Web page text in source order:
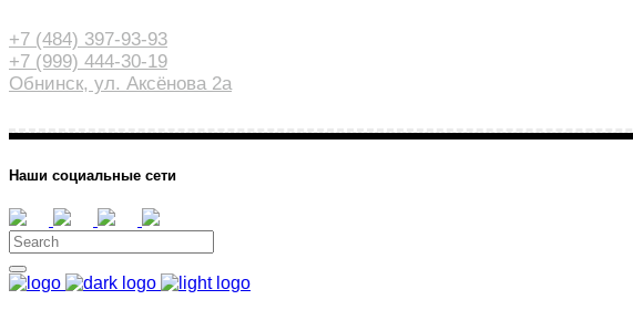
+7 (484) 397-93-93
+7 (999) 444-30-19
Обнинск, ул. Аксёнова 2а
Наши социальные сети